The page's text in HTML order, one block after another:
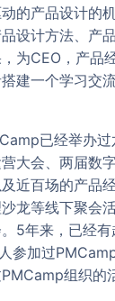
的产品设计的
设计方法、产
为CEO，产品
建一个学习交
已经举办
大会、两届数
近百场的产品
龙等线下聚会
5年来，已经
参加过
组织的